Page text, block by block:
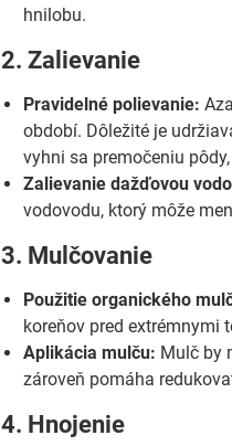
hnilobu.
2. Zalievanie
Pravidelné polievanie:
období. Dôležité je
vyhni sa premočeniu
Zalievanie dažďovou
vodovodu, ktorý môže
3. Mulčovanie
Použitie organického
koreňov pred extrémnymi
Aplikácia mulču: Mulč by
zároveň pomáha
4. Hnojenie